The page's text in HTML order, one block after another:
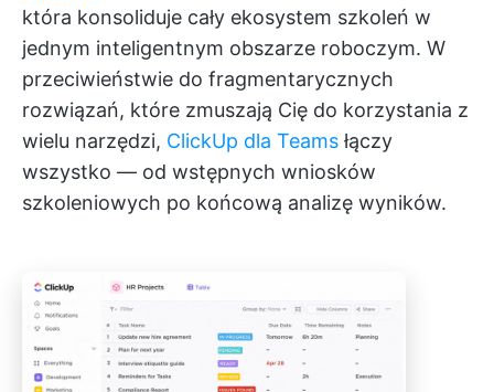
która konsoliduje cały ekosystem szkoleń w
jednym inteligentnym obszarze roboczym. W
przeciwieństwie do fragmentarycznych
rozwiązań, które zmuszają Cię do korzystania z
wielu narzędzi, ClickUp dla Teams łączy
wszystko — od wstępnych wniosków
szkoleniowych po końcową analizę wyników.